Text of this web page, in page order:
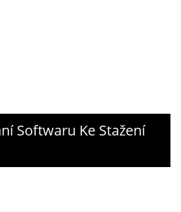
Softwaru Ke Stažení